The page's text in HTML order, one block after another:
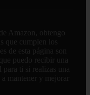
Amazon, obtengo
que cumplen los
de esta página son
puedo recibir una
para ti si realizas una
mantener y mejorar